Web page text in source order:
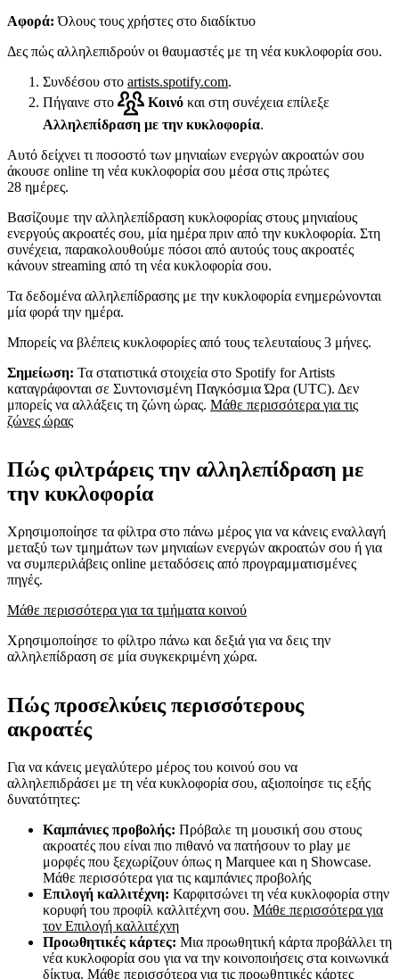
Αφορά: Όλους τους χρήστες στο διαδίκτυο
Δες πώς αλληλεπιδρούν οι θαυμαστές με τη νέα κυκλοφορία σου.
Συνδέσου στο artists.spotify.com.
Πήγαινε στο
Κοινό και στη συνέχεια επίλεξε
Αλληλεπίδραση με την κυκλοφορία.
Αυτό δείχνει τι ποσοστό των μηνιαίων ενεργών ακροατών σου
άκουσε online τη νέα κυκλοφορία σου μέσα στις πρώτες
28 ημέρες.
Βασίζουμε την αλληλεπίδραση κυκλοφορίας στους μηνιαίους
ενεργούς ακροατές σου, μία ημέρα πριν από την κυκλοφορία. Στη
συνέχεια, παρακολουθούμε πόσοι από αυτούς τους ακροατές
κάνουν streaming από τη νέα κυκλοφορία σου.
Τα δεδομένα αλληλεπίδρασης με την κυκλοφορία ενημερώνονται
μία φορά την ημέρα.
Μπορείς να βλέπεις κυκλοφορίες από τους τελευταίους 3 μήνες.
Σημείωση: Τα στατιστικά στοιχεία στο Spotify for Artists
καταγράφονται σε Συντονισμένη Παγκόσμια Ώρα (UTC). Δεν
μπορείς να αλλάξεις τη ζώνη ώρας. Μάθε περισσότερα για τις
ζώνες ώρας
Πώς φιλτράρεις την αλληλεπίδραση με
την κυκλοφορία
Χρησιμοποίησε τα φίλτρα στο πάνω μέρος για να κάνεις εναλλαγή
μεταξύ των τμημάτων των μηνιαίων ενεργών ακροατών σου ή για
να συμπεριλάβεις online μεταδόσεις από προγραμματισμένες
πηγές.
Μάθε περισσότερα για τα τμήματα κοινού
Χρησιμοποίησε το φίλτρο πάνω και δεξιά για να δεις την
αλληλεπίδραση σε μία συγκεκριμένη χώρα.
Πώς προσελκύεις περισσότερους
ακροατές
Για να κάνεις μεγαλύτερο μέρος του κοινού σου να
αλληλεπιδράσει με τη νέα κυκλοφορία σου, αξιοποίησε τις εξής
δυνατότητες:
Καμπάνιες προβολής: Πρόβαλε τη μουσική σου στους
ακροατές που είναι πιο πιθανό να πατήσουν το play με
μορφές που ξεχωρίζουν όπως η Marquee και η Showcase.
Μάθε περισσότερα για τις καμπάνιες προβολής
Επιλογή καλλιτέχνη: Καρφιτσώνει τη νέα κυκλοφορία στην
κορυφή του προφίλ καλλιτέχνη σου. Μάθε περισσότερα για
τον Επιλογή καλλιτέχνη
Προωθητικές κάρτες: Μια προωθητική κάρτα προβάλλει τη
νέα κυκλοφορία σου για να την κοινοποιήσεις στα κοινωνικά
δίκτυα. Μάθε περισσότερα για τις προωθητικές κάρτες